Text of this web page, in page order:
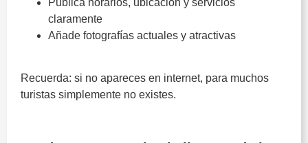
claramente
Añade fotografías actuales y atractivas
Recuerda: si no apareces en internet, para muchos
turistas simplemente no existes.